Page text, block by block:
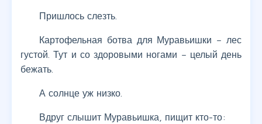
Пришлось слезть.
Картофельная ботва для Муравьишки – лес
густой. Тут и со здоровыми ногами – целый день
бежать.
А солнце уж низко.
Вдруг слышит Муравьишка, пищит кто-то: